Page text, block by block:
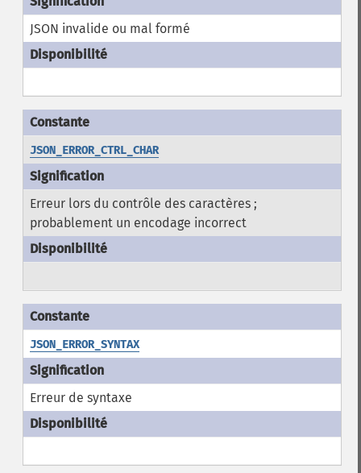
JSON invalide ou mal formé
JSON_ERROR_CTRL_CHAR
Erreur lors du contrôle des caractères ;
probablement un encodage incorrect
JSON_ERROR_SYNTAX
Erreur de syntaxe